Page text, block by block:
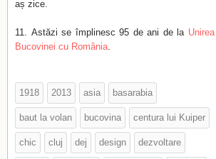
aș zice.
Astăzi se împlinesc 95 de ani de la Unirea
Bucovinei cu România.
1918 2013 asia basarabia
baut la volan bucovina centura lui Kuiper
chic cluj dej design dezvoltare